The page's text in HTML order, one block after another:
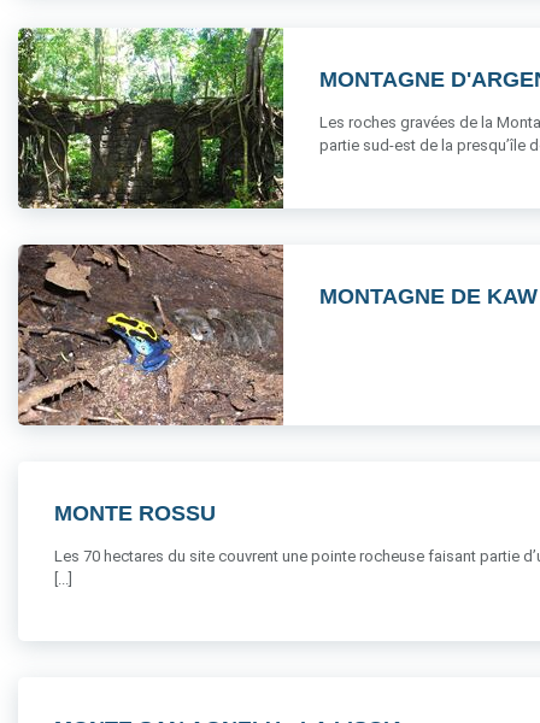
MONTAGNE
Les roches gravées de la
partie sud-est de la presqu’île
MONTAGNE DE
MONTE ROSSU
Les 70 hectares du site couvrent une pointe rocheuse faisant partie
[...]